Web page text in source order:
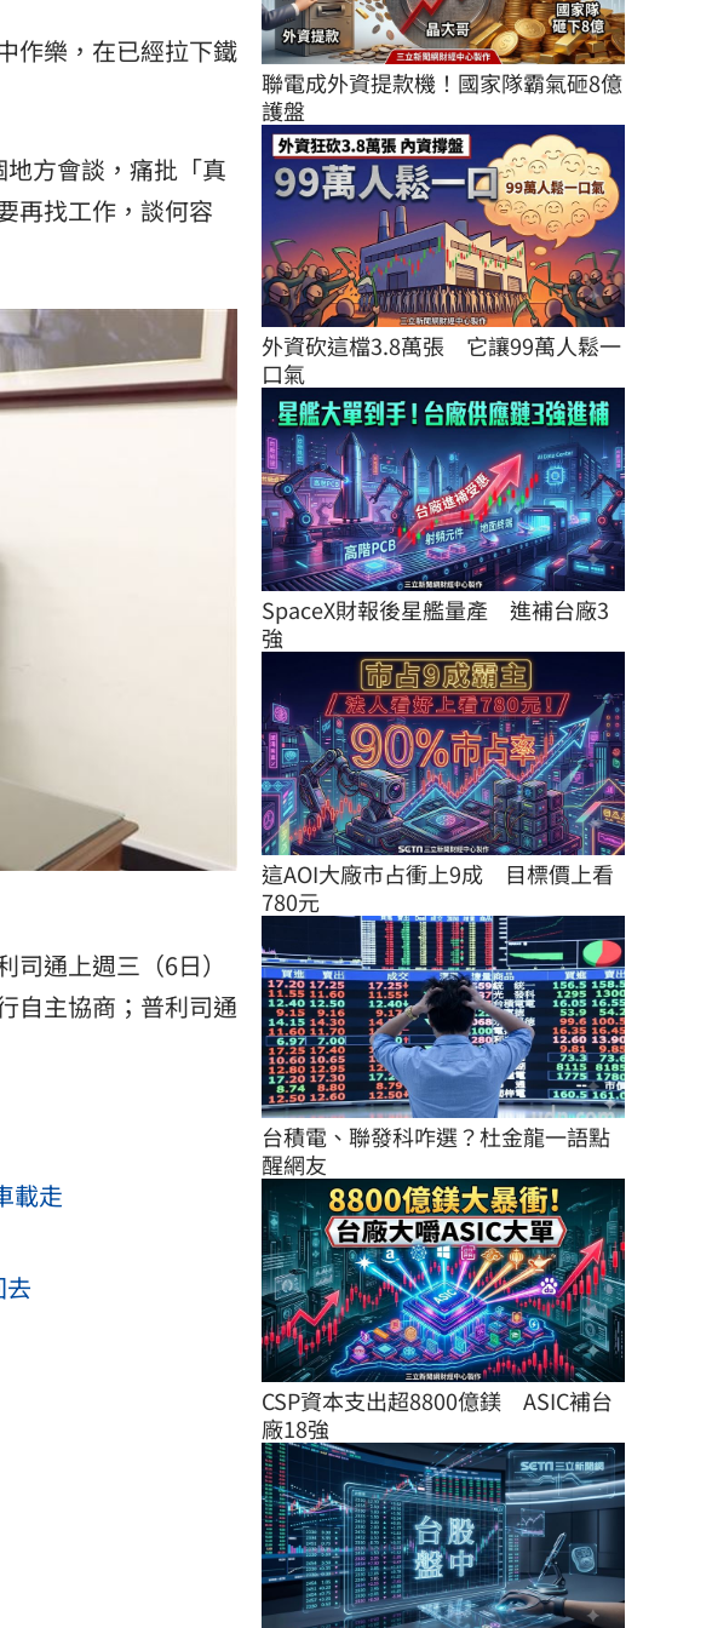
作樂，在已經拉下鐵
方會談，痛批「真
再找工作，談何容
通上週三（6日）
自主協商；普利司通
載走
聯電成外資提款機！國家隊霸氣砸8億
護盤
外資砍這檔3.8萬張　它讓99萬人鬆一
口氣
SpaceX財報後星艦量產　進補台廠3
強
這AOI大廠市占衝上9成　目標價上看
780元
台積電、聯發科咋選？杜金龍一語點
醒網友
CSP資本支出超8800億鎂　ASIC補台
廠18強